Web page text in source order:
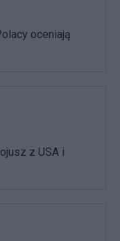
oceniają
z USA i